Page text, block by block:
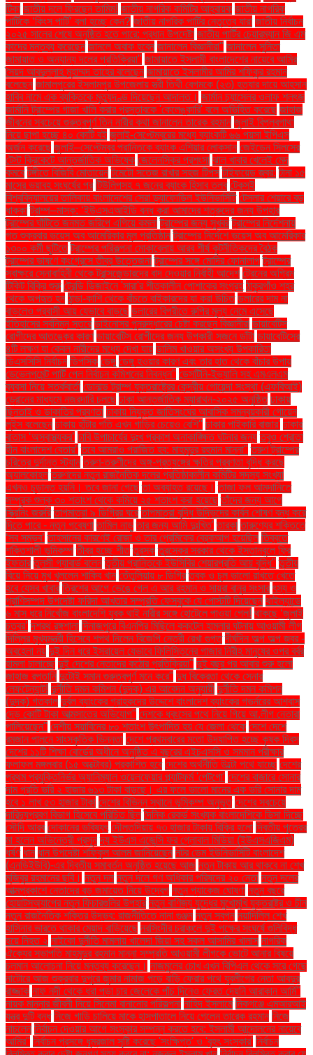
টিকা জাতীয় দলে ফিরছেন তামিম! জাতীয় নাগরিক কমিটির আহ্বায়ক জাতীয় নাগরিক
পার্টিকে ‘কিংস পার্টি’ বলা হচ্ছে কেন? জাতীয় নাগরিক পার্টির নেতৃত্বে যারা জাতীয় নির্বাচন
২০২৫ সালের শেষে অনুষ্ঠিত হতে পারে: প্রধান উপদেষ্টা জাতীয় পার্টির চেয়ারম্যান জি এম
কাদের মন্তব্য করেছেন জানলে অবাক হবেন জানালেন বিজ্ঞানীরা" জানালেন সুনিতা
জামায়াত ও অন্যান্য দলের প্রতিক্রিয়া'' জামায়াতে ইসলামী বাংলাদেশের নায়েবে আমির
সৈয়দ আবদুল্লাহ মুহাম্মদ তাহের বলেছেন জামায়াতে ইসলামীর আমির শফিকুর রহমান
বলেছেন জামালপুরের ইসলামপুর উপজেলায় স্ত্রী তিথী বেগমকে (২৩) হত্যার দায়ে আহসান
হাবিব নামে এক ব্যক্তিকে মৃত্যুদণ্ড দিয়েছেন আদালত। জার্মান চ্যান্সেলর ওলাফ শলৎজ
জার্মানি ট্রাম্পের গাজা খালি করার প্রস্তাবকে 'কেলেঙ্কারি' বলে অভিহিত করেছে জাহাজ
জীবনের সবচেয়ে গুরুত্বপূর্ণ তিন নারীর কথা জানালেন তারেক রহমান জুলাই বিপ্লবগাথা
নিয়ে ছাপা হচ্ছে ৪০ কোটি বই জুলাই-সেপ্টেম্বরের মধ্যে ব্যাংকটি ৬৬ পয়সা ইপিএস
অর্জন করেছে জুলাই–সেপ্টেম্বর প্রান্তিকে ব্যাংক এশিয়ার লোকসান জেইডেন সিলসের
টেস্ট ক্রিকেটে আন্তর্জাতিক অভিষেক জেলেনস্কির প্রশংসা ঝাল খাবার খেলেই মেদ
কমবে টঙ্গীতে বিজিবি মোতায়েন টমেটো সতেজ রাখার সহজ টিপস টাইফয়েড জ্বর: টানা ১৫
মাসের ভয়াবহ সংঘর্ষের পর টিউলিপসহ ৭ জনের ব্যাংক হিসাব তলব টেকসই
বিশ্ববিদ্যালয়ের তালিকায় বাংলাদেশের সেরা ড্যাফোডিল ইউনিভার্সিটি টেসলার শেয়ারে বড়
ধাক্কা ট্রাম্প–মাস্ক: ‘ইউএসএআইডি বন্ধ করা আমাদের শত্রুদের জন্য উপহার
ট্রাম্পের ঘাঁটিতে জনমত জরিপে এগিয়ে কমলা ট্রাম্পের জন্য সুখবর ট্রাম্পের নির্দেশনায়
গত শুক্রবার ভয়েস অব আমেরিকার মূল প্রতিষ্ঠান ট্রাম্পের নির্দেশে ভয়েস অব আমেরিকার
১৩০০ কর্মী ছুটিতে ট্রাম্পের পরিকল্পনা মোকাবেলায় আরব শীর্ষ কূটনীতিকদের বৈঠক
ট্রাম্পের ভাষণে কংগ্রেসে তীব্র উত্তেজনা ট্রাম্পের সঙ্গে মোদির ফোনালাপ ট্রাম্পের
স্বাক্ষরে সেনাবাহিনী থেকে ট্রান্সজেন্ডারদের বাদ দেওয়ার নির্বাহী আদেশ ট্রেনের অগ্রিম
টিকিট বিক্রি শুরু ট্রেন্ডি ডিজাইনে 'সারা'র শীতকালীন পোশাকের সংগ্রহ ঠাকুরগাঁও শহর
থেকে অপহৃত হন ঠান্ডা-কাশি থেকে বাঁচতে বাইকারদের যা করা উচিত ডলারের দাম না
বাড়লেও প্রবাসী আয় যেভাবে বাড়ছে ডলারের বিপরীতে রুপির মূল্য নেমে এসেছে
ইতিহাসের সর্বনিম্ন স্তরে ডাইনোসর পুনরুদ্ধারের চেষ্টা করছেন বিজ্ঞানীরা ডায়াবেটিস
রোগীদের আতঙ্কের কারণ ডায়াবেটিস রোগীদের জন্য উপকারী সজনে ডাঁটা ডায়াবেটিসের
৪টি লক্ষণ যা কেবল নারীদের মধ্যে দেখা যায় ডালিম খাওয়ার অসংখ্য উপকারিতা
ডিএসসিসি নির্বাচন ডিপসিক ডেঙ্গু ডেঙ্গু হওয়ার কারণ এবং তার হাত থেকে বাঁচার উপায়
ডেভেলপমেন্ট পার্টি পেল নির্বাচন কমিশনের নিবন্ধন" ডেসটিনি-ইভ্যালি সহ এমএলএম
ব্যবসা নিয়ে সতর্কবার্তা ডোনাল্ড ট্রাম্প যুক্তরাষ্ট্রের কেন্দ্রীয় গোয়েন্দা সংস্থা (এফবিআই)
ড্রোনের মাধ্যমে নজরদারি চলছে ঢাকা আন্তর্জাতিক ম্যারাথন-২০২৫ অনুষ্ঠিত ঢাকায়
ছিনতাই ও ডাকাতির প্রবণতা ঢাকায় নিযুক্ত জাতিসংঘের আবাসিক সমন্বয়কারী গোয়েন
লুইস বলেছেন ঢাকায় হাঁটার গতি এখন গাড়ির চেয়েও বেশি'' ঢাকার পাইকারি বাজার' ঢাকার
বাতাস ‘অস্বাস্থ্যকর’ ঢাবি উপাচার্যের দুঃখ প্রকাশ অনাকাঙ্ক্ষিত ঘটনার জন্য তবুও শ্রোতা
হীন বাংলাদেশ বেতার” তবে আমরাও পরাজিত হব: মাহমুদুর রহমান মান্না" তরুণ ট্রাম্পের
চরিত্রে দুর্দান্ত স্ট্যান তরুণ-তরুণীদের অঙ্গ-প্রত্যঙ্গের ক্ষতির প্রবণতা বৃদ্ধি করছে
অ্যালকোহল তরুণদের নতুন রাজনৈতিক দলের প্রতিষ্ঠাকালীন কমিটির সদস্য সংখ্যা
এখনও চূড়ান্ত হয়নি। তবে জানা গেছে তা অব্যাহত রয়েছে। তাজা ফল আমদানিতে
সম্পূরক শুল্ক ৩০ শতাংশ থেকে কমিয়ে ২৫ শতাংশ করা হয়েছে তাঁদের জন্য আগে
স্ক্রিনিং জরুরি তাপমাত্রা ৯ ডিগ্রির ঘরে তাপমাত্রা বৃদ্ধি উদ্ভিদের কার্বন শোষণ বন্ধ করে
দিতে পারে - নতুন গবেষণা তামিল নাড়ু তার জন্য আমি দুঃখিত' তারকা তারুণ্যের শক্তিতে
‘সব সম্ভব’ তাহসানের কারণেই রোজা ও তার প্রেমিকের ব্রেকআপ হয়েছিল তিব্বতে
শক্তিশালী ভূমিকম্প তীব্র হচ্ছে শীত তুরস্ক তুরস্কের সরকার থেকে ইস্তানবুলে ফ্রি
ইফতার তুলসী গ্যাবার্ড বলেন তৃতীয় প্রান্তিকে ইউসিবির শেয়ারপ্রতি আয় বৃদ্ধি" তৃতীয়
বিয়ে নিয়ে মুখ খুললেন শাকিব খান তেঁতুলিয়ায় ৮ ডিগ্রি ত্বক ও চুল ভালো রাখতে খেতে
হবে যেসব খাবার ত্রিশের আগে ভেঙে গেল এ আর রহমান ও সায়রা বানুর সংসার ৎস্য ও
প্রাণিসম্পদ উপদেষ্টা ফরিদা আখতার সম্প্রতি ফেসবুকে যে পোস্টটি দিয়েছেন থাইল্যান্ডে
৬ মাস ধরে নিখোঁজ বাংলাদেশি যুবক থাই নারীর সঙ্গে হোটেলে পাওয়া গেল! থাকছে ‘জুলাই
চত্বর’ দশরথ রঙ্গশালা দিনাজপুরে বিএনপির মিছিলে ককটেল হামলার ঘটনায় আওয়ামী লীগ
দিল্লির মুখ্যমন্ত্রী হিসেবে শপথ নিলেন বিজেপি নেত্রী রেখা গুপ্ত দীর্ঘদিন অল্প অল্প জ্বর -
অবহেলা নয় দুই দিন ধরে ইসরায়েল যেভাবে ফিলিস্তিনের গাজার নিরীহ মানুষের ওপর বর্বর
হামলা চালাচ্ছে দুই দেশের নেতাদের কঠোর প্রতিক্রিয়া" দুই বছর পর আবার শুরু হলো
জাহাজ রপ্তানি দুটোই সমান গুরুত্বপূর্ণ মনে করে" দুধ বিক্রেতা থেকে সেনার
লেফটেন্যান্ট! দুর্নীতি দমন কমিশন (দুদক) এর আবেদন অনুযায়ী দুর্নীতি দমন কমিশন
(দুদক) গতকাল দুর্বল ব্যাংকের গ্রাহকদের উদ্দেশে বাংলাদেশ ব্যাংকের গভর্নরের আশ্বাস
দেড় কোটি টাকা আত্মসাতের অভিযোগ" দেশকে ধ্বংসের পথে নিয়ে গিয়ে আ.লীগ নেতারা
পালিয়েছেন" দেশীয় সয়াবিনের ৮০ শতাংশ উৎপাদিত হয় যে জেলা থেকে দেশে দেশে
রমজান পালনে সাংস্কৃতিক ভিন্নতা দেশে প্রথমবারের মতো উদযাপিত হচ্ছে কৃষক দিবস
দেশের ১১টি শিক্ষা বোর্ডের অধীনে অনুষ্ঠিত এ বছরের এইচএসসি ও সমমান পরীক্ষার
ফলাফল মঙ্গলবার (১৫ অক্টোবর) প্রকাশিত হবে দেশের অর্থনীতি উল্টো পথে যাচ্ছে দেশের
প্রথম প্রযুক্তিনির্ভর অ্যানিম্যাল ওয়েলফেয়ার প্ল্যাটফর্ম 'পেটগো' দেশের বাজারে সোনার
দাম প্রতি ভরি ২ হাজার ৬১৩ টাকা বাড়ছে। এর ফলে ভালো মানের এক ভরি সোনার দাম
হবে ১ লাখ ৫৩ হাজার টাকা দেশের বিভিন্ন স্থানে ভূমিকম্প অনুভূত দেশের সবচেয়ে
দারিদ্র্যপ্রবণ বিভাগ হিসেবে পরিচিত ছিল দৈনিক রেকর্ড সংখ্যক বাংলাদেশিকে ভিসা দিচ্ছে
সৌদি আরব দোকানের ভবিষ্যৎ দৌলতদিয়ায় ৭৩ হাজার টাকায় বিক্রি হলো দ্বিতীয় পুত্রের
মা হলেন অভিনেত্রী প্রসূন দ্য ইউএস এজেন্সি ফর গ্লোবাল মিডিয়া (ইউএসএজিএম)
ধর্ষণ ধান ধান উপদেষ্টা শফিকুল আলম জানিয়েছেন নটর ডেম ইউনিভার্সিটি বাংলাদেশ
(এনডিইউবি)-এর দ্বিতীয় সমাবর্তন অনুষ্ঠিত হয়েছে আজ নতুন টাকায় আর থাকবে না শেখ
মুজিবুর রহমানের ছবি। নতুন দল নতুন দলে গণ অধিকার পরিষদের ২০ নেতা নতুন দলের
আত্মপ্রকাশে নেতাদের বড় জমায়েত নিয়ে উদ্বেগ নতুন প্যাকেজ ঘোষণা নতুন বছরে
হোয়াটসঅ্যাপের নতুন ফিচারগুলির উপহার নতুন বাণিজ্য যুদ্ধের মুখোমুখি যুক্তরাষ্ট্র ও চীন
নতুন রাজনৈতিক শক্তির উদ্ভব: রাজনীতিতে নানা গুঞ্জন নতুন স্বপ্ন নয়াদিল্লি শেখ
হাসিনার ভারতে থাকার মেয়াদ বাড়িয়েছে নরসিংদীর চরাঞ্চলে দুই পক্ষের সংঘর্ষে গুলিবিদ্ধ
হয়ে নিহত ২ নাইকো দুর্নীতি মামলায় খালেদা জিয়া সহ সকল আসামির খালাস নাগরিক
ঐক্যের সভাপতি মাহমুদুর রহমান মান্না সম্প্রতি আওয়ামী লীগকে ভোটে আনার বিষয়ে
চলমান আলোচনা নিয়ে মন্তব্য করেছেন। নাজমুলের চোখ এখন বিপিএল থেকে সরে গেছে
নাটোরে আজ শুক্রবার দুপুরে জুমার নামাজ পড়ে বাড়ি ফেরার পথে যুবলীগের নেতা আবদুর
রাজ্জাক নাফ নদী থেকে ধরা পড়া চার জেলেকে পাঁচ দিনেও ফেরত দেয়নি আরাকান আর্মি"
নায়ক মান্নার জীবনী নিয়ে সিনেমা বানানোর পরিকল্পনা নাহিদ ইসলামে নিকগঞ্জে এমআরআই
যন্ত্র দুটি বন্ধ নিজে গাড়ি চালিয়ে মাকে হাসপাতালে নিয়ে গেলেন তারেক রহমান নিজে
নাচলেন নির্বাচন দেওয়ার আগে সংস্কার সম্পন্ন করতে হবে: ইসলামী আন্দোলনের নায়েবে
আমির" নির্বাচন প্রসঙ্গে ধূম্রজাল সৃষ্টি করেছে 'সংক্ষিপ্ত' ও 'বৃহৎ সংস্কার' নির্বাচন